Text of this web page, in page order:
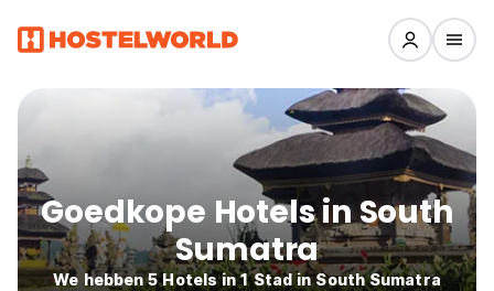
Goedkope Hotels in South
Sumatra
We hebben 5 Hotels in 1 Stad in South Sumatra